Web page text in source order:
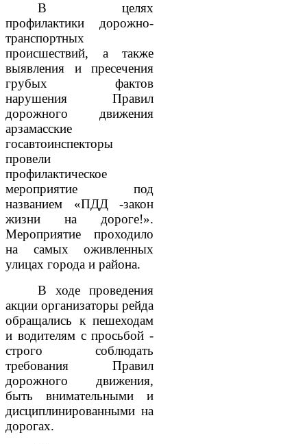
В целях
профилактики дорожно-
транспортных
происшествий, а также
выявления и пресечения
грубых фактов
нарушения Правил
дорожного движения
арзамасские
госавтоинспекторы
провели
профилактическое
мероприятие под
названием «ПДД -закон
жизни на дороге!».
Мероприятие проходило
на самых оживленных
улицах города и района.
В ходе проведения
акции организаторы рейда
обращались к пешеходам
и водителям с просьбой -
строго соблюдать
требования Правил
дорожного движения,
быть внимательными и
дисциплинированными на
дорогах.